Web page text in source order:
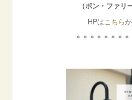
（ボン・ファリ
HPはこちら
＊＊＊＊＊＊＊＊